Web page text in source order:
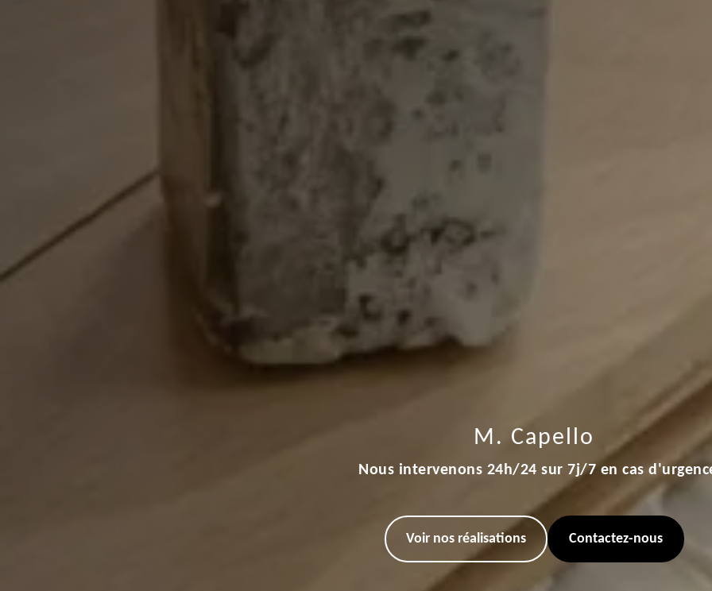
M. Capello
Nous intervenons 24h/24 sur 7j/7 en cas
Voir nos réalisations Contactez-nous